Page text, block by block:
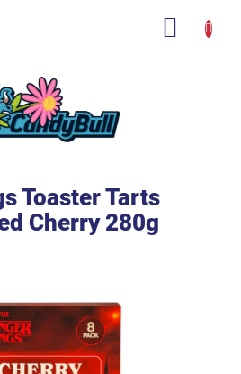
Toaster Tarts
Cherry 280g